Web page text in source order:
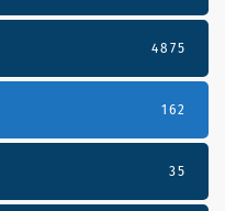
4875
162
35